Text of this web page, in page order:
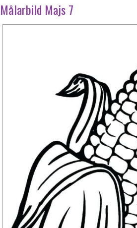
Målarbild Majs 7